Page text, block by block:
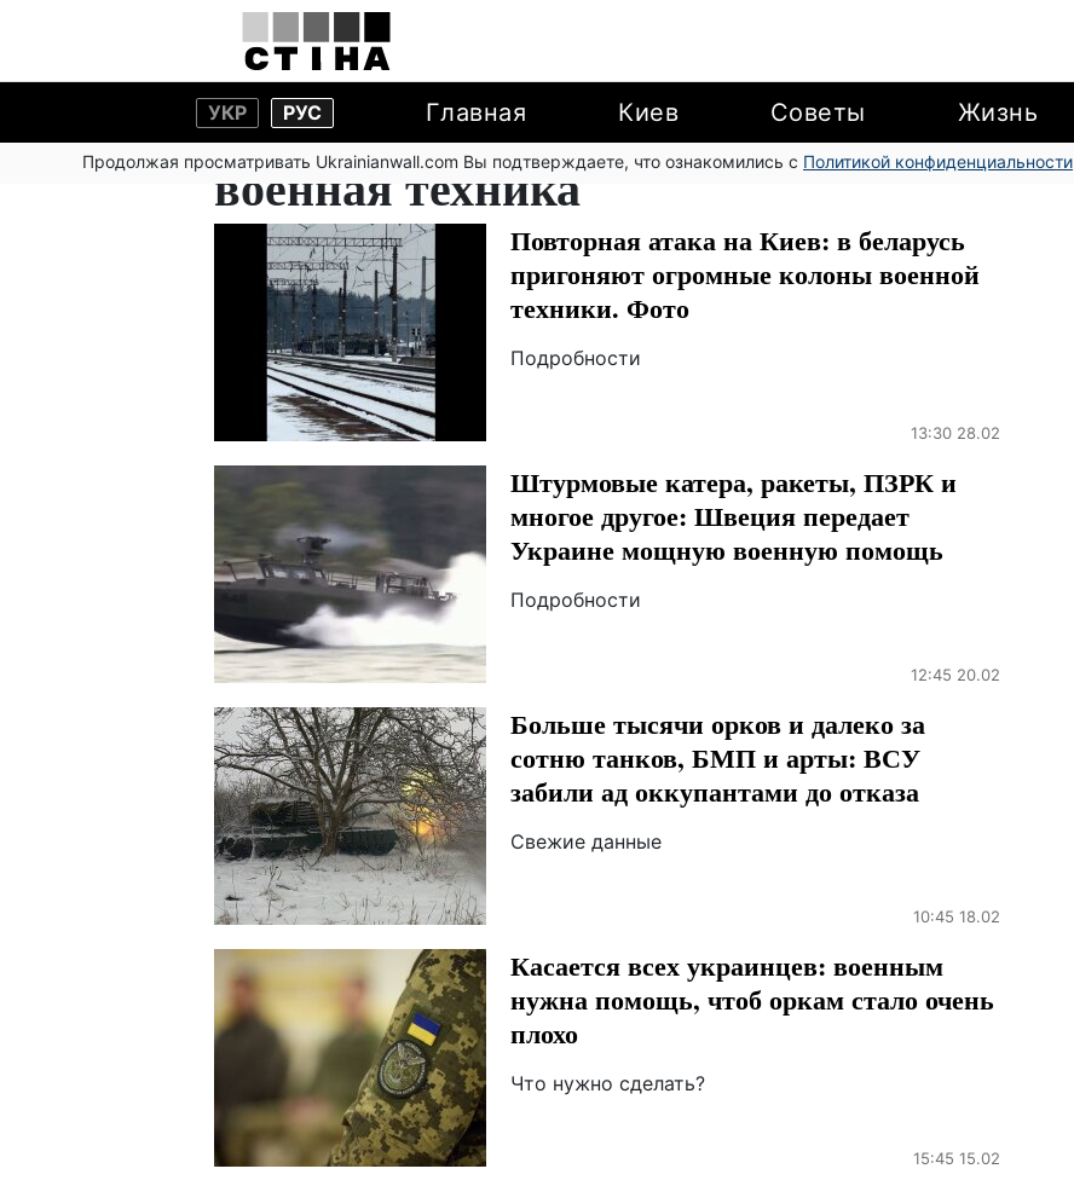
УКР РУС Главная Киев Советы Жизнь
Продолжая просматривать Ukrainianwall.com Вы подтверждаете, что ознакомились с Политикой конфиденциальности
военная техника
Повторная атака на Киев: в беларусь
пригоняют огромные колоны военной
техники. Фото
Подробности
13:30 28.02
Штурмовые катера, ракеты, ПЗРК и
многое другое: Швеция передает
Украине мощную военную помощь
Подробности
12:45 20.02
Больше тысячи орков и далеко за
сотню танков, БМП и арты: ВСУ
забили ад оккупантами до отказа
Свежие данные
10:45 18.02
Касается всех украинцев: военным
нужна помощь, чтоб оркам стало очень
плохо
Что нужно сделать?
15:45 15.02